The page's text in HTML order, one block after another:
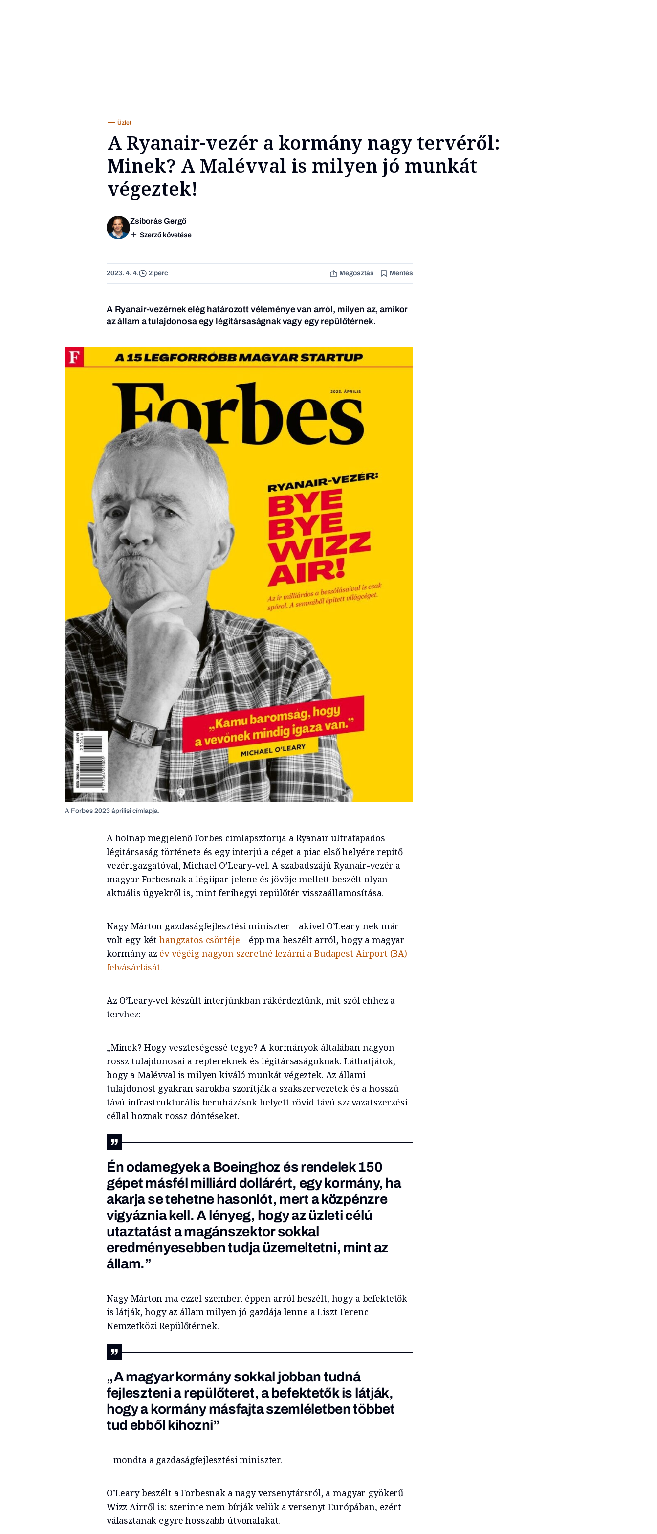
Üzlet
A Ryanair-vezér a kormány nagy tervéről:
Minek? A Malévval is milyen jó munkát
végeztek!
Zsiborás Gergő
Szerző követése
2023. 4. 4. 2 perc Megosztás Mentés
A Ryanair-vezérnek elég határozott véleménye van arról, milyen az, amikor
az állam a tulajdonosa egy légitársaságnak vagy egy repülőtérnek.
A Forbes 2023 áprilisi címlapja.
A holnap megjelenő Forbes címlapsztorija a Ryanair ultrafapados
légitársaság története és egy interjú a céget a piac első helyére repítő
vezérigazgatóval, Michael O’Leary-vel. A szabadszájú Ryanair-vezér a
magyar Forbesnak a légiipar jelene és jövője mellett beszélt olyan
aktuális ügyekről is, mint ferihegyi repülőtér visszaállamosítása.
Nagy Márton gazdaságfejlesztési miniszter – akivel O’Leary-nek már
volt egy-két hangzatos csörtéje – épp ma beszélt arról, hogy a magyar
kormány az év végéig nagyon szeretné lezárni a Budapest Airport (BA)
felvásárlását.
Az O’Leary-vel készült interjúnkban rákérdeztünk, mit szól ehhez a
tervhez:
„Minek? Hogy veszteségessé tegye? A kormányok általában nagyon
rossz tulajdonosai a reptereknek és légitársaságoknak. Láthatjátok,
hogy a Malévval is milyen kiváló munkát végeztek. Az állami
tulajdonost gyakran sarokba szorítják a szakszervezetek és a hosszú
távú infrastrukturális beruházások helyett rövid távú szavazatszerzési
céllal hoznak rossz döntéseket.
Én odamegyek a Boeinghoz és rendelek 150
gépet másfél milliárd dollárért, egy kormány, ha
akarja se tehetne hasonlót, mert a közpénzre
vigyáznia kell. A lényeg, hogy az üzleti célú
utaztatást a magánszektor sokkal
eredményesebben tudja üzemeltetni, mint az
állam.”
Nagy Márton ma ezzel szemben éppen arról beszélt, hogy a befektetők
is látják, hogy az állam milyen jó gazdája lenne a Liszt Ferenc
Nemzetközi Repülőtérnek.
„A magyar kormány sokkal jobban tudná
fejleszteni a repülőteret, a befektetők is látják,
hogy a kormány másfajta szemléletben többet
tud ebből kihozni”
– mondta a gazdaságfejlesztési miniszter.
O’Leary beszélt a Forbesnak a nagy versenytársról, a magyar gyökerű
Wizz Airről is: szerinte nem bírják velük a versenyt Európában, ezért
választanak egyre hosszabb útvonalakat.